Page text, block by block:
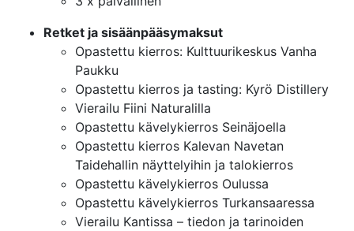
Retket ja sisäänpääsymaksut
Opastettu kierros: Kulttuurikeskus Vanha
Paukku
Opastettu kierros ja tasting: Kyrö Distillery
Vierailu Fiini Naturalilla
Opastettu kävelykierros Seinäjoella
Opastettu kierros Kalevan Navetan
Taidehallin näyttelyihin ja talokierros
Opastettu kävelykierros Oulussa
Opastettu kävelykierros Turkansaaressa
Vierailu Kantissa – tiedon ja tarinoiden